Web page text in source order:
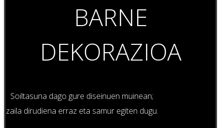
BARNE
DEKORAZIOA
Soiltasuna dago gure diseinuen muinean;
zaila dirudiena erraz eta samur egiten dugu.